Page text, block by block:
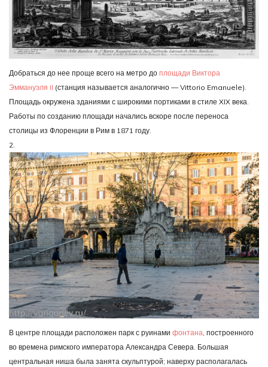
Добраться до нее проще всего на метро до площади Виктора
Эммануэля II (станция называется аналогично — Vittorio Emanuele).
Площадь окружена зданиями с широкими портиками в стиле XIX века.
Работы по созданию площади начались вскоре после переноса
столицы из Флоренции в Рим в 1871 году.
2.
В центре площади расположен парк с руинами фонтана, построенного
во времена римского императора Александра Севера. Большая
центральная ниша была занята скульптурой; наверху располагалась